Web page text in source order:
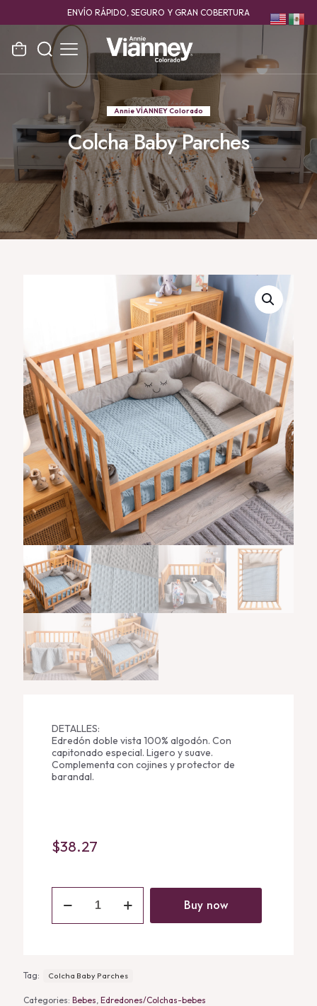
ENVÍO RÁPIDO, SEGURO Y GRAN COBERTURA
Annie VÍANNEY Colorado
Colcha Baby Parches
DETALLES:
Edredón doble vista 100% algodón. Con
capitonado especial. Ligero y suave.
Complementa con cojines y protector de
barandal.
$38.27
Baby
quantity
Buy now
Tag: Colcha Baby Parches
Categories: Bebes, Edredones/Colchas-bebes